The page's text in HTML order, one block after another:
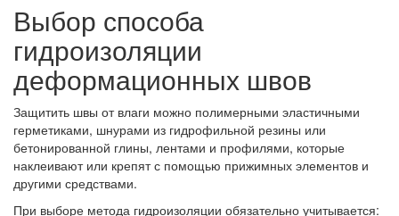
Выбор способа
гидроизоляции
деформационных швов
Защитить швы от влаги можно полимерными эластичными
герметиками, шнурами из гидрофильной резины или
бетонированной глины, лентами и профилями, которые
наклеивают или крепят с помощью прижимных элементов и
другими средствами.
При выборе метода гидроизоляции обязательно учитывается: